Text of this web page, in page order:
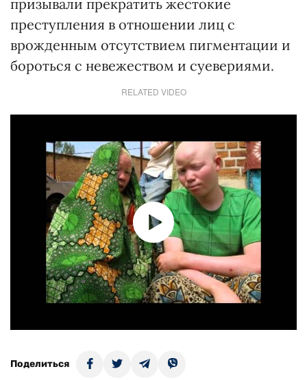
призывали прекратить жестокие
преступления в отношении лиц с
врожденным отсутствием пигментации и
бороться с невежеством и суевериями.
RELATED VIDEO
Поделиться